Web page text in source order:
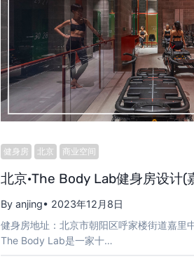
健身房 北京 商业空间
北京·The Body Lab健身房设计
By anjing• 2023年12月8日
健身房地址：北京市朝阳区呼家楼街道嘉里
The Body Lab是一家十…